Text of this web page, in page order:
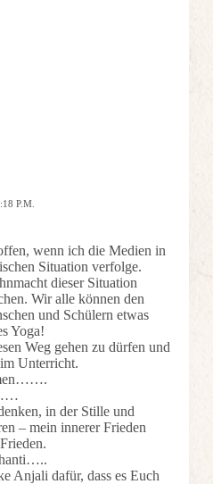
P.M.
wenn ich die Medien in
Situation verfolge.
dieser Situation
Wir alle können den
und Schülern etwas
Yoga!
Weg gehen zu dürfen und
Unterricht.
in der Stille und
– mein innerer Frieden
Anjali dafür, dass es Euch